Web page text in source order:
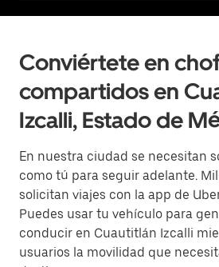
Conviértete en
compartidos en
Izcalli, Estado de
En nuestra ciudad se necesitan
como tú para seguir adelante.
solicitan viajes con la app de
Puedes usar tu vehículo para
conducir en Cuautitlán Izcalli
usuarios la movilidad que